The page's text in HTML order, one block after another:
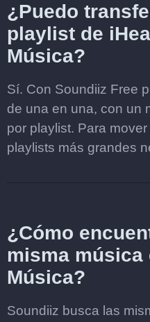
¿Puedo
playlist de
Música?
Sí. Con Soundiiz Free
de una en una, con un
por playlist. Para
playlists más grandes
¿Cómo
misma música
Música?
Soundiiz busca las